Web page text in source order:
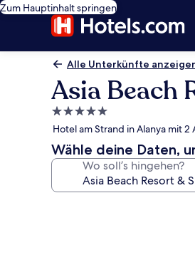
Zum Hauptinhalt springen
Alle Unterkünfte
Asia Beach
5.0-
Sterne-
Unterkunft
Hotel am Strand in Alanya mit
Wähle deine Daten,
Wo soll’s hingehen?